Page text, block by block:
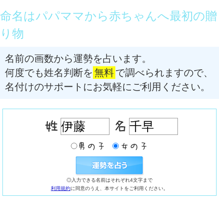
命名はパパママから赤ちゃんへ最初の贈
り物
名前の画数から運勢を占います。
何度でも姓名判断を 無料で調べられますので、
名付けのサポートにお気軽にご利用ください。
◎入力できる名前はそれぞれ4文字まで
利用規約に同意のうえ、本サイトをご利用ください。